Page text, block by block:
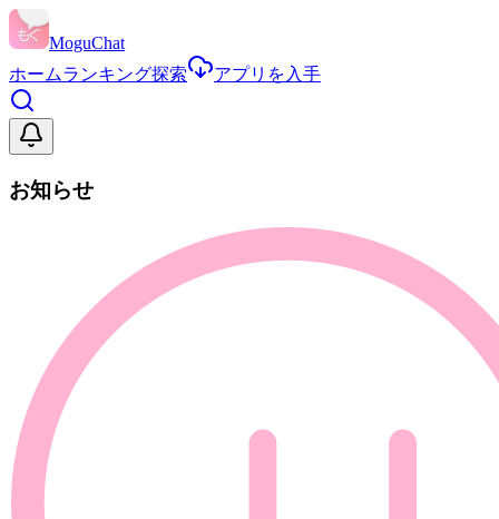
MoguChat
ホームランキング探索 アプリを入手
お知らせ